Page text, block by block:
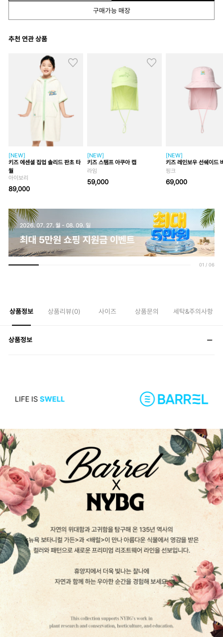
구매가능 매장
추천 연관 상품
[NEW]
키즈 에센셜 집업 솔리드 판초 타
월
아이보리
89,000
[NEW]
키즈 스탬프 아쿠아 캡
라임
59,000
[NEW]
키즈 레인보우 선쉐이드
핑크
69,000
01 / 06
상품정보 상품리뷰(0) 사이즈 상품문의 세탁&주의사항
상품정보